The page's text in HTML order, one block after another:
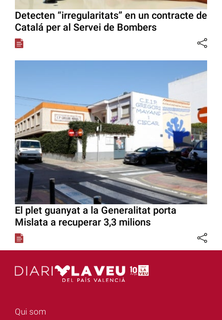
Detecten “irregularitats” en un contracte de
Catalá per al Servei de Bombers
El plet guanyat a la Generalitat porta
Mislata a recuperar 3,3 milions
Qui som